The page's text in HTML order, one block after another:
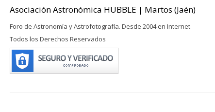
Asociación Astronómica HUBBLE | Martos (Jaén)
Foro de Astronomía y Astrofotografía. Desde 2004 en Internet
Todos los Derechos Reservados